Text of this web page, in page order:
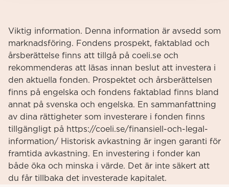
Viktig information. Denna information är avsedd som
marknadsföring. Fondens prospekt, faktablad och
årsberättelse finns att tillgå på coeli.se och
rekommenderas att läsas innan beslut att investera i
den aktuella fonden. Prospektet och årsberättelsen
finns på engelska och fondens faktablad finns bland
annat på svenska och engelska. En sammanfattning
av dina rättigheter som investerare i fonden finns
tillgängligt på https://coeli.se/finansiell-och-legal-
information/ Historisk avkastning är ingen garanti för
framtida avkastning. En investering i fonder kan
både öka och minska i värde. Det är inte säkert att
du får tillbaka det investerade kapitalet.